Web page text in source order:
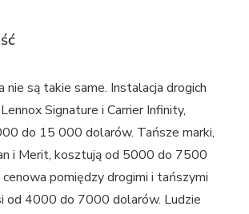
nie są takie same. Instalacja drogich
Signature i Carrier Infinity,
do 15 000 dolarów. Tańsze marki,
i Merit, kosztują od 5000 do 7500
pomiędzy drogimi i tańszymi
od 4000 do 7000 dolarów. Ludzie